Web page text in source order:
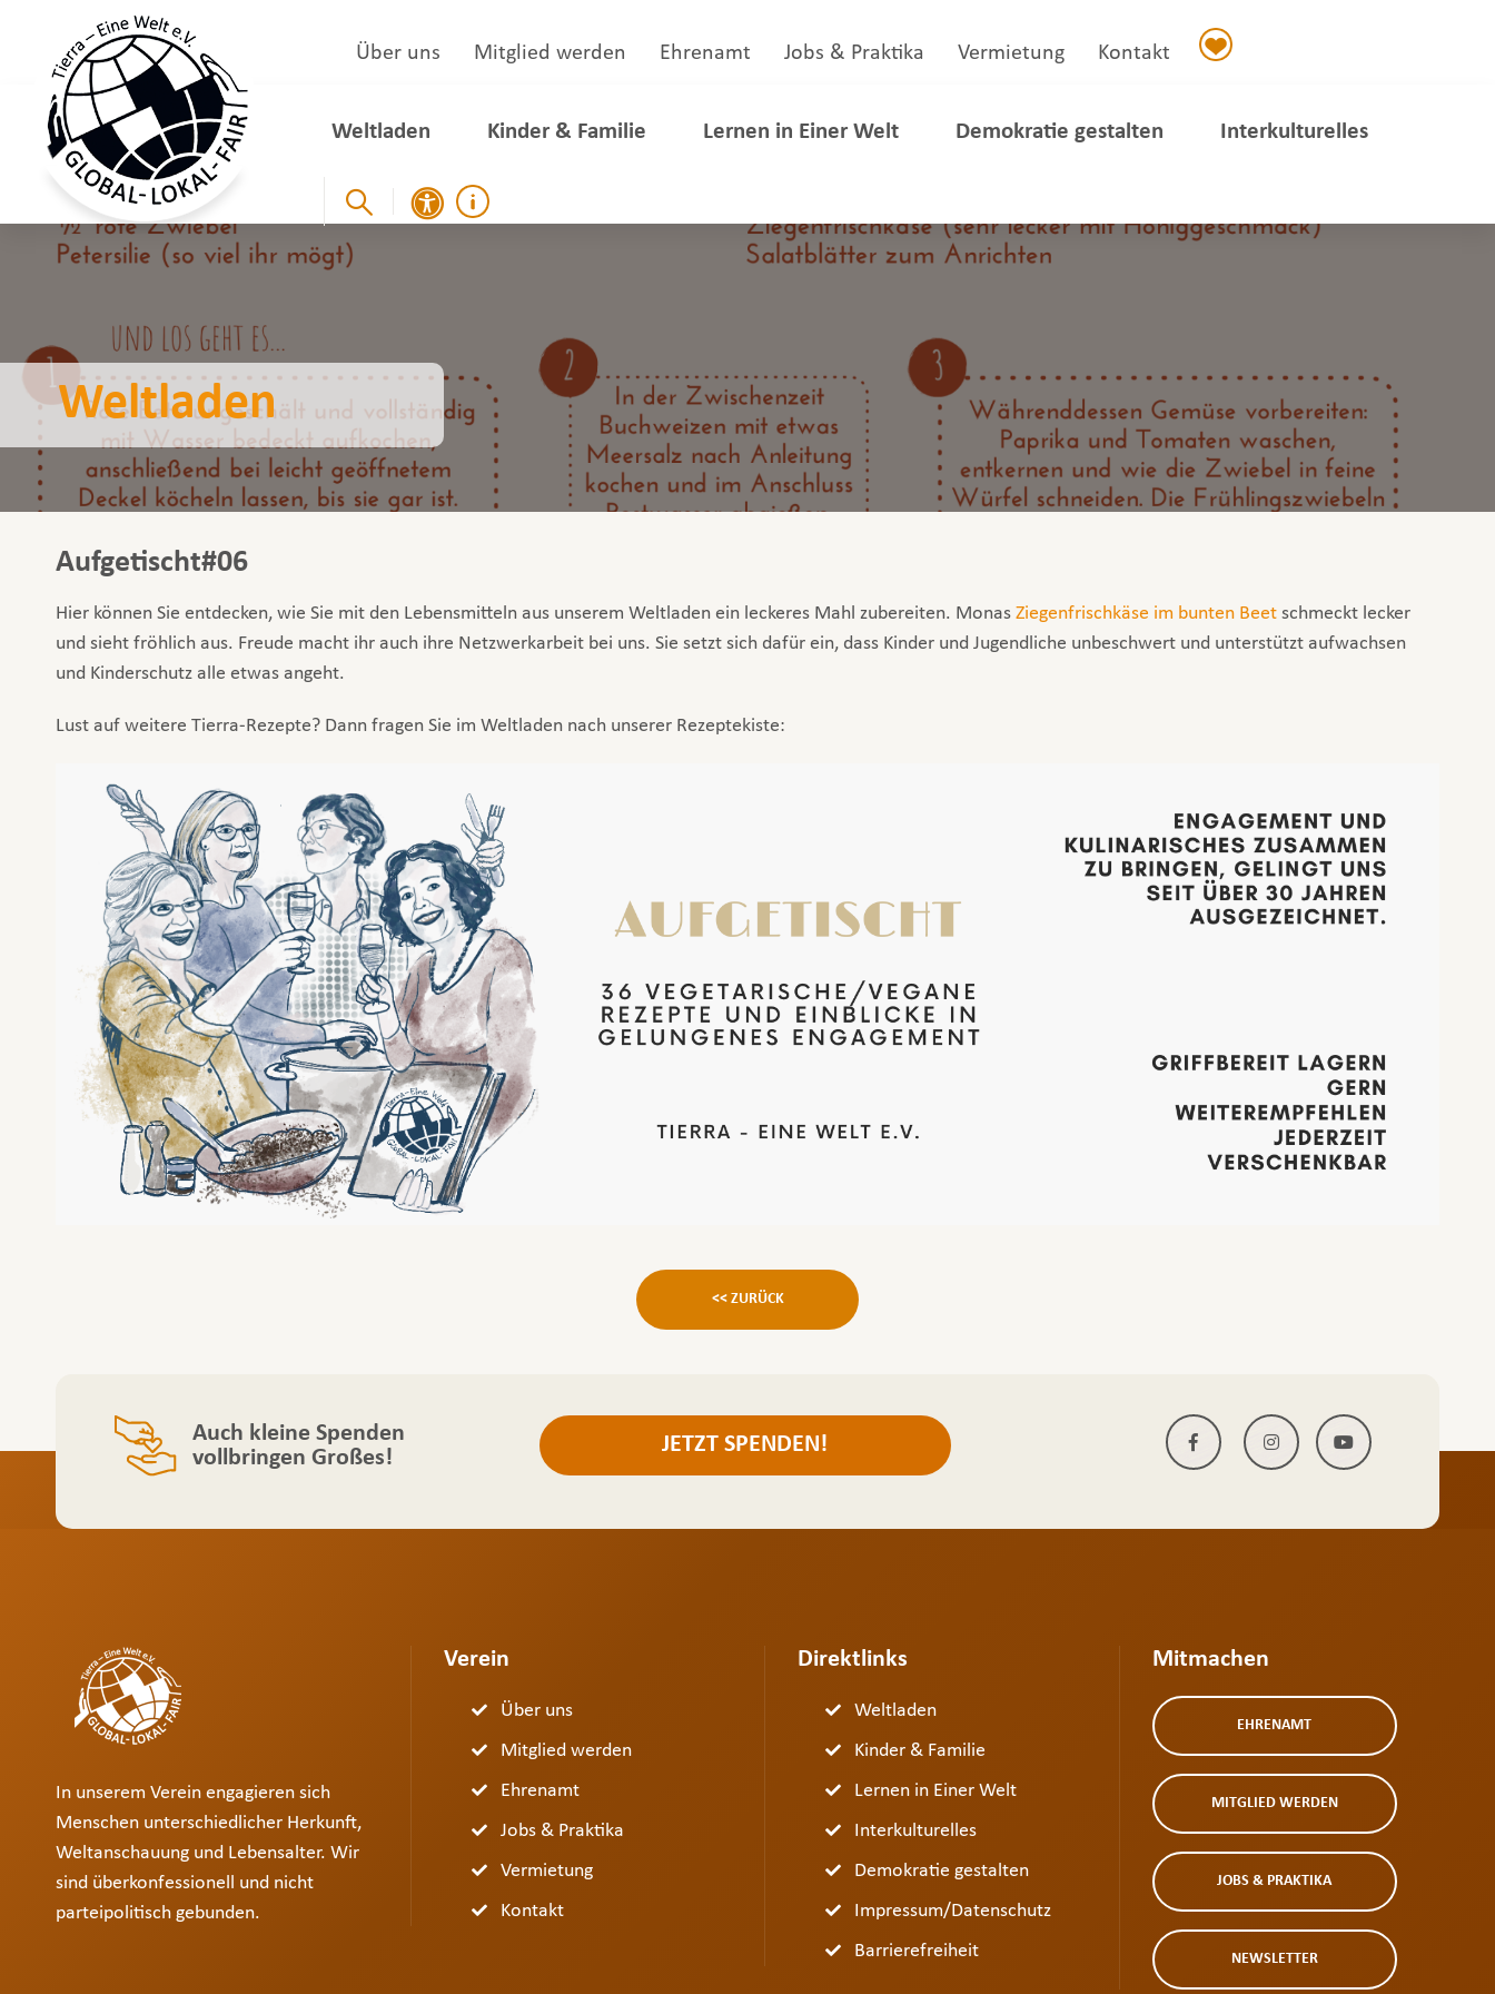
Über uns Mitglied werden Ehrenamt Jobs & Praktika Vermietung Kontakt
Weltladen Kinder & Familie Lernen in Einer Welt Demokratie gestalten Interkulturelles
Weltladen
Aufgetischt#06
Hier können Sie entdecken, wie Sie mit den Lebensmitteln aus unserem Weltladen ein leckeres Mahl zubereiten. Monas Ziegenfrischkäse im bunten Beet schmeckt lecker
und sieht fröhlich aus. Freude macht ihr auch ihre Netzwerkarbeit bei uns. Sie setzt sich dafür ein, dass Kinder und Jugendliche unbeschwert und unterstützt aufwachsen
und Kinderschutz alle etwas angeht.
Lust auf weitere Tierra-Rezepte? Dann fragen Sie im Weltladen nach unserer Rezeptekiste:
<< ZURÜCK
Auch kleine Spenden
vollbringen Großes!
JETZT SPENDEN!
In unserem Verein engagieren sich
Menschen unterschiedlicher Herkunft,
Weltanschauung und Lebensalter. Wir
sind überkonfessionell und nicht
parteipolitisch gebunden.
Verein
Über uns
Mitglied werden
Ehrenamt
Jobs & Praktika
Vermietung
Kontakt
Direktlinks
Weltladen
Kinder & Familie
Lernen in Einer Welt
Interkulturelles
Demokratie gestalten
Impressum/Datenschutz
Barrierefreiheit
Mitmachen
EHRENAMT
MITGLIED WERDEN
JOBS & PRAKTIKA
NEWSLETTER